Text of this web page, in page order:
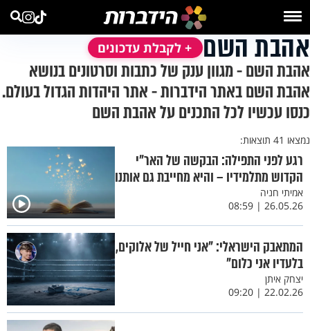
אהבת השם + לקבלת עדכונים
אהבת השם - מגוון ענק של כתבות וסרטונים בנושא
אהבת השם באתר הידברות - אתר היהדות הגדול בעולם.
כנסו עכשיו לכל התכנים על אהבת השם
נמצאו 41 תוצאות:
רגע לפני התפילה: הבקשה של האר"י
הקדוש מתלמידיו – והיא מחייבת גם אותנו
אמיתי חניה
26.05.26 | 08:59
המתאבק הישראלי: "אני חייל של אלוקים,
בלעדיו אני כלום"
יצחק איתן
22.02.26 | 09:20